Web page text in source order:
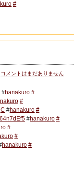
#
コメントはまだありません
#hanakuro #
#
#hanakuro #
#hanakuro #
#
#
hanakuro #